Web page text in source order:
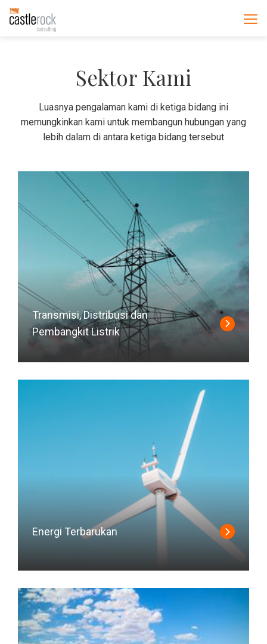
Sektor Kami
Luasnya pengalaman kami di ketiga bidang ini
memungkinkan kami untuk membangun hubungan yang
lebih dalam di antara ketiga bidang tersebut
Transmisi, Distribusi dan
Pembangkit Listrik
Energi Terbarukan